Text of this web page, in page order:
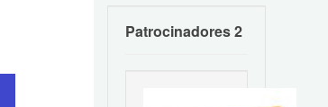
Patrocinadores 2